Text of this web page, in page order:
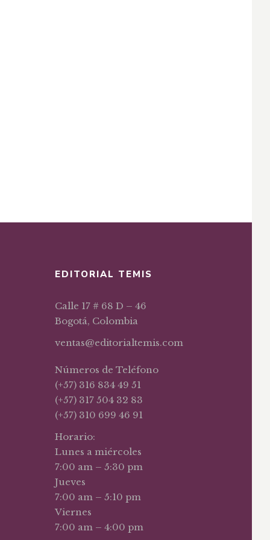
EDITORIAL TEMIS
Calle 17 # 68 D – 46
Bogotá, Colombia
ventas@editorialtemis.com
Números de Teléfono
(+57) 316 834 49 51
(+57) 317 504 32 83
(+57) 310 699 46 91
Horario:
Lunes a miércoles
7:00 am – 5:30 pm
Jueves
7:00 am – 5:10 pm
Viernes
7:00 am – 4:00 pm